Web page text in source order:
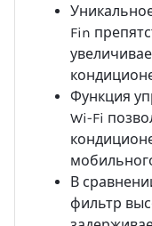
Fin
Функция
Wi-Fi
В
фильтр